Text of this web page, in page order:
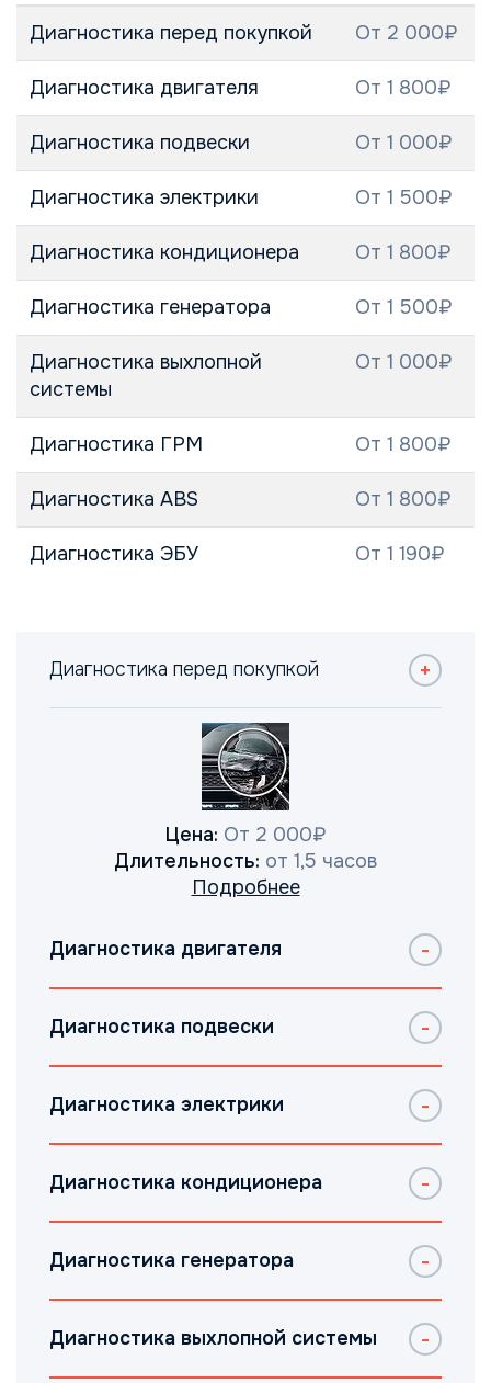
Диагностика перед покупкой От 2 000₽
Диагностика двигателя От 1 800₽
Диагностика подвески От 1 000₽
Диагностика электрики От 1 500₽
Диагностика кондиционера От 1 800₽
Диагностика генератора От 1 500₽
Диагностика выхлопной
системы
От 1 000₽
Диагностика ГРМ От 1 800₽
Диагностика ABS От 1 800₽
Диагностика ЭБУ От 1 190₽
Диагностика перед покупкой
Цена: От 2 000₽
Длительность: от 1,5 часов
Подробнее
Диагностика двигателя
Диагностика подвески
Диагностика электрики
Диагностика кондиционера
Диагностика генератора
Диагностика выхлопной системы